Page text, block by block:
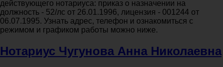
действующего нотариуса: приказ о назначении на
должность - 52/лс от 26.01.1996, лицензия - 001244 от
06.07.1995. Узнать адрес, телефон и ознакомиться с
режимом и графиком работы можно ниже.
Нотариус Чугунова Анна Николаевна